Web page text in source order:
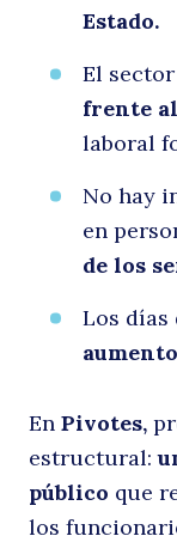
Estado.
El
frente
laboral
No hay
en
de los
Los días
En Pivotes,
estructural:
público que
los